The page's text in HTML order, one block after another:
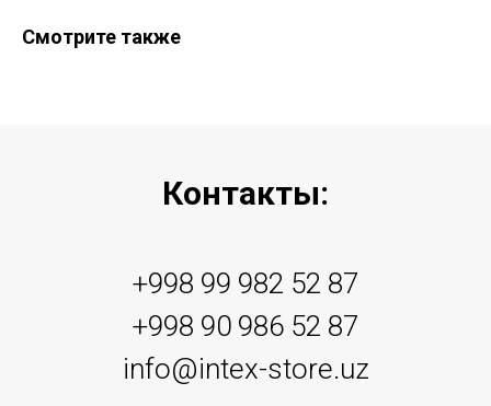
Смотрите также
Контакты:
+998 99 982 52 87
+998 90 986 52 87
info@intex-store.uz